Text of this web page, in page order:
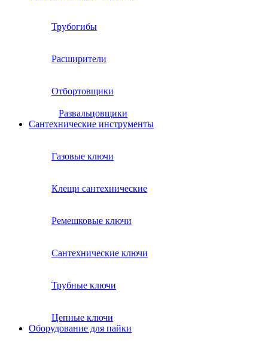
Трубогибы
Расширители
Отбортовщики
Развальцовщики
Сантехнические инcтрументы
Газовые ключи
Клещи сантехнические
Ремешковые ключи
Сантехнические ключи
Трубные ключи
Цепные ключи
Оборудование для пайки